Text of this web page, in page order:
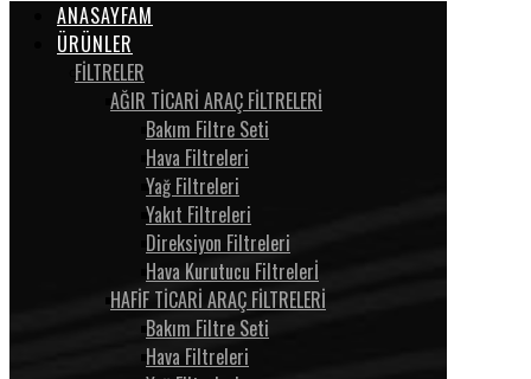
ANASAYFAM
ÜRÜNLER
FİLTRELER
AĞIR TİCARİ ARAÇ FİLTRELERİ
Bakım Filtre Seti
Hava Filtreleri
Yağ Filtreleri
Yakıt Filtreleri
Direksiyon Filtreleri
Hava Kurutucu Filtrelerİ
HAFİF TİCARİ ARAÇ FİLTRELERİ
Bakım Filtre Seti
Hava Filtreleri